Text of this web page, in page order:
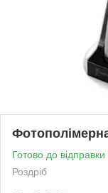
Готово до відправки
Роздріб